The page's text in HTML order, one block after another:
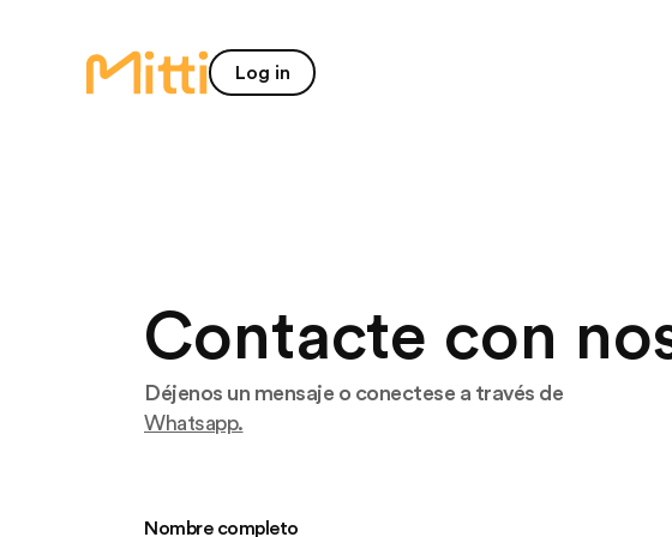
inicio Log in
Contacte con
Déjenos un mensaje o conectese a través de
Whatsapp.
Leave
Nombre completo